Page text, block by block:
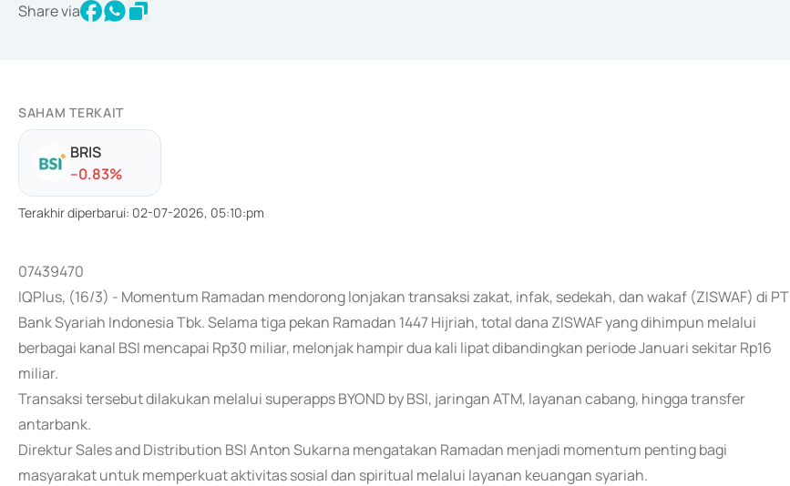
Share via
SAHAM TERKAIT
BRIS
--0.83%
Terakhir diperbarui: 02-07-2026, 05:10:pm
07439470
IQPlus, (16/3) - Momentum Ramadan mendorong lonjakan transaksi zakat, infak, sedekah, dan wakaf (ZISWAF) di PT
Bank Syariah Indonesia Tbk. Selama tiga pekan Ramadan 1447 Hijriah, total dana ZISWAF yang dihimpun melalui
berbagai kanal BSI mencapai Rp30 miliar, melonjak hampir dua kali lipat dibandingkan periode Januari sekitar Rp16
miliar.
Transaksi tersebut dilakukan melalui superapps BYOND by BSI, jaringan ATM, layanan cabang, hingga transfer
antarbank.
Direktur Sales and Distribution BSI Anton Sukarna mengatakan Ramadan menjadi momentum penting bagi
masyarakat untuk memperkuat aktivitas sosial dan spiritual melalui layanan keuangan syariah.